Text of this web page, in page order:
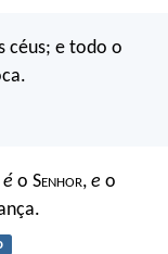
céus; e todo o
é o Senhor, e o